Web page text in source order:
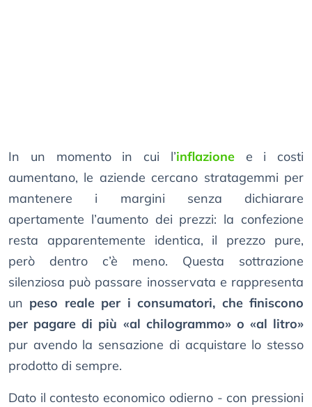
In un momento in cui l’inflazionee i costi
aumentano, le aziende cercano stratagemmi per
mantenere i margini senza dichiarare
apertamente l’aumento dei prezzi: la confezione
resta apparentemente identica, il prezzo pure,
però dentro c’è meno. Questa sottrazione
silenziosa può passare inosservata e rappresenta
un peso reale per i consumatori, che finiscono
per pagare di più «al chilogrammo» o «al litro»
pur avendo la sensazione di acquistare lo stesso
prodotto di sempre.
Dato il contesto economico odierno - con pressioni